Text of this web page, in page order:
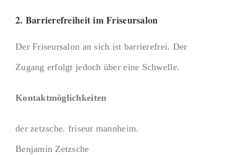
2. Barrierefreiheit im Friseursalon
Der Friseursalon an sich ist barrierefrei. Der
Zugang erfolgt jedoch über eine Schwelle.
Kontaktmöglichkeiten
der zetzsche. friseur mannheim.
Benjamin Zetzsche